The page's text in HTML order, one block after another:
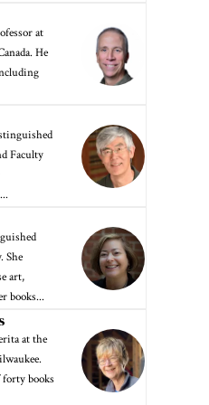
at
He
Faculty
She
art,
books...
at the
books